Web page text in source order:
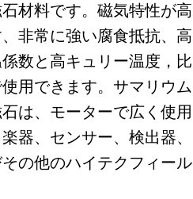
材料です。磁気特性が高
非常に強い腐食抵抗、高
数と高キュリー温度，比
用できます。サマリウム
は、モーターで広く使用
器、センサー、検出器、
の他のハイテクフィール